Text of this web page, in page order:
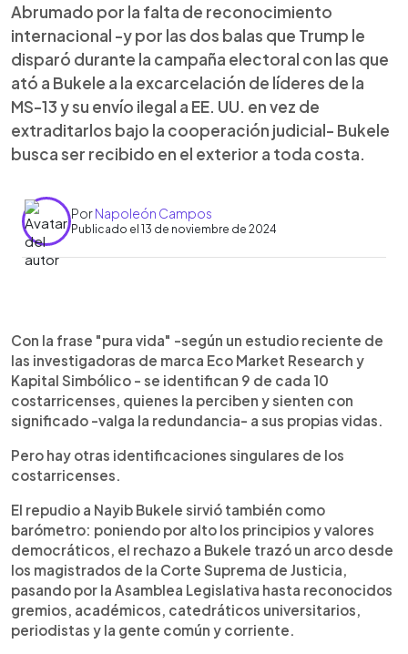
Abrumado por la falta de reconocimiento
internacional -y por las dos balas que Trump le
disparó durante la campaña electoral con las que
ató a Bukele a la excarcelación de líderes de la
MS-13 y su envío ilegal a EE. UU. en vez de
extraditarlos bajo la cooperación judicial- Bukele
busca ser recibido en el exterior a toda costa.
PorNapoleón Campos
Publicado el 13 de noviembre de 2024
► Escuchar artículo
Con la frase "pura vida" -según un estudio reciente de
las investigadoras de marca Eco Market Research y
Kapital Simbólico - se identifican 9 de cada 10
costarricenses, quienes la perciben y sienten con
significado -valga la redundancia- a sus propias vidas.
Pero hay otras identificaciones singulares de los
costarricenses.
El repudio a Nayib Bukele sirvió también como
barómetro: poniendo por alto los principios y valores
democráticos, el rechazo a Bukele trazó un arco desde
los magistrados de la Corte Suprema de Justicia,
pasando por la Asamblea Legislativa hasta reconocidos
gremios, académicos, catedráticos universitarios,
periodistas y la gente común y corriente.